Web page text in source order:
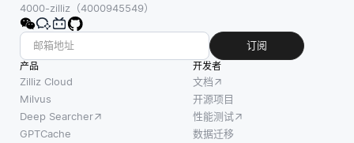
4000-zilliz（4000945549）
订阅
产品
Zilliz Cloud
Milvus
Deep Searcher
GPTCache
开发者
文档
开源项目
性能测试
数据迁移